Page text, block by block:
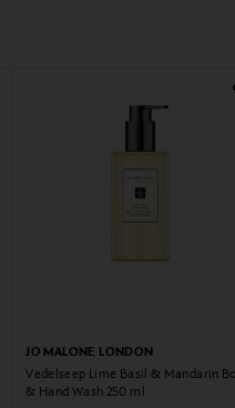
JO MALONE LONDON
Vedelseep Lime Basil & Mandarin
& Hand Wash 250 ml